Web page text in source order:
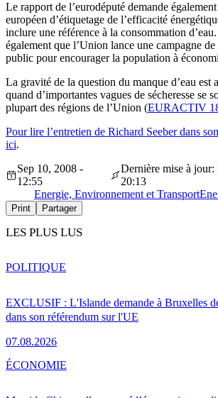
Le rapport de l’eurodéputé demande
européen d’étiquetage de l’efficacité
inclure une référence à la consommation
également que l’Union lance une campagne
public pour encourager la population à
La gravité de la question du manque d’eau est
quand d’importantes vagues de sécheresse se
plupart des régions de l’Union (EURACTIV
Pour lire l’entretien de Richard Seeber dans
ici.
Sep 10, 2008 -
12:55
Dernière mise à
20:13
Energie, Environnement et Transport
Print Partager
LES PLUS LUS
EXCLUSIF : L'Islande demande à Bruxelles
dans son référendum sur l'UE
07.08.2026
POLITIQUE
ÉCONOMIE